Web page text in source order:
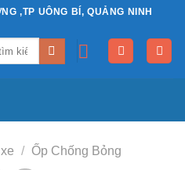
,TP UÔNG BÍ, QUẢNG NINH
/ Ốp Chống Bỏng